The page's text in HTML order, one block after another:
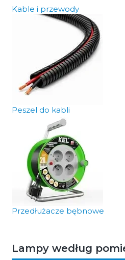
Kable i przewody
Peszel do kabli
Przedłużacze bębnowe
Lampy według